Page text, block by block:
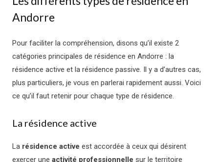
Andorre
Pour faciliter la compréhension, disons qu’il existe 2
catégories principales de résidence en Andorre : la
résidence active et la résidence passive. Il y a d’autres cas,
plus particuliers, je vous en parlerai rapidement aussi. Voici
ce qu’il faut retenir pour chaque type de résidence.
La résidence active
La résidence active est accordée à ceux qui désirent
exercer une activité professionnelle sur le territoire